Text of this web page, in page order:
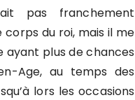
pas franchement
du roi, mais il me
ayant plus de chances
Age, au temps des
lors les occasions